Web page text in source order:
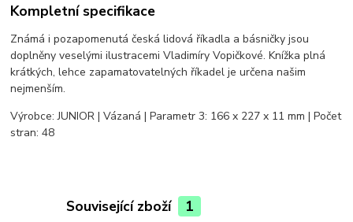
Kompletní specifikace
Známá i pozapomenutá česká lidová říkadla a básničky jsou
doplněny veselými ilustracemi Vladimíry Vopičkové. Knížka plná
krátkých, lehce zapamatovatelných říkadel je určena našim
nejmenším.
Výrobce: JUNIOR | Vázaná | Parametr 3: 166 x 227 x 11 mm | Počet
stran: 48
Související zboží 1